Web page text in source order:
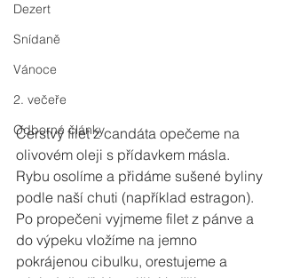
Dezert
Snídaně
Vánoce
2. večeře
Odborné články
Čerstvý filet z candáta opečeme na
olivovém oleji s přídavkem másla.
Rybu osolíme a přidáme sušené byliny
podle naší chuti (například estragon).
Po propečeni vyjmeme filet z pánve a
do výpeku vložíme na jemno
pokrájenou cibulku, orestujeme a